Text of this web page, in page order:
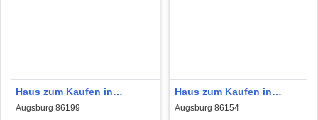
Haus zum Kaufen in
Augsburg 385.000 € 70 m²
Augsburg 86199
Haus zum Kaufen in
Augsburg 650.000 € 160 m²
Augsburg 86154